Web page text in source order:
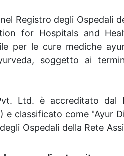
Registro degli Ospedali
for Hospitals and
per le cure mediche
soggetto ai
Ltd. è accreditato dal
e classificato come "Ayur
Ospedali della Rete